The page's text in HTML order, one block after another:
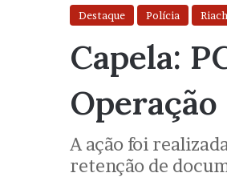
Destaque Polícia
Capela:
A ação foi
retenção de